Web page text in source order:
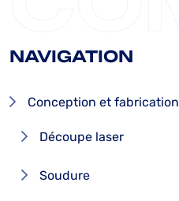
NAVIGATION
Conception et fabrication
Découpe laser
Soudure